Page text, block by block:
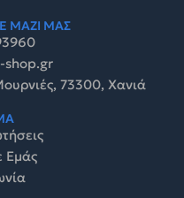
ΜΑΖΙ ΜΑΣ
shop.gr
73300, Χανιά
Εμάς